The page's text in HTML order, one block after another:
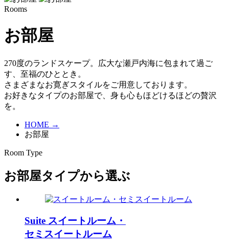
Rooms
お部屋
270度のランドスケープ。広大な瀬戸内海に包まれて過ご
す、至福のひととき。
さまざまなお寛ぎスタイルをご用意しております。
お好きなタイプのお部屋で、身も心もほどけるほどの贅沢
を。
HOME →
お部屋
Room Type
お部屋タイプから選ぶ
Suite スイートルーム・
セミスイートルーム